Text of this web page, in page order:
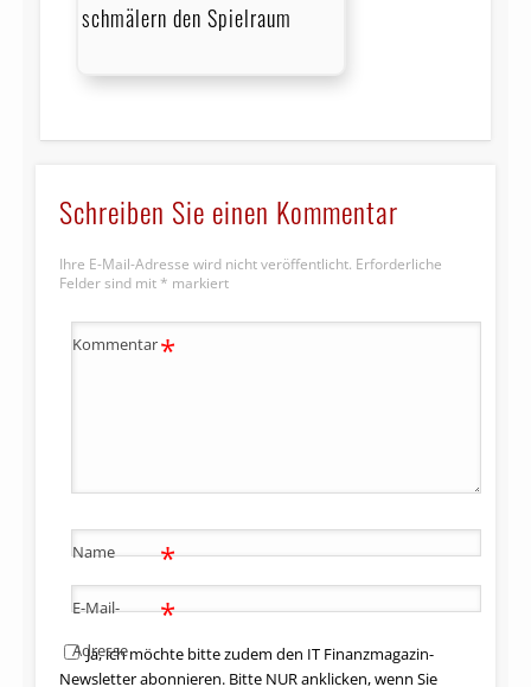
schmälern den Spielraum
Schreiben Sie einen Kommentar
Ihre E-Mail-Adresse wird nicht veröffentlicht. Erforderliche
Felder sind mit * markiert
Kommentar*
Name *
E-Mail-
Adresse
*
Ja, ich möchte bitte zudem den IT Finanzmagazin-
Newsletter abonnieren. Bitte NUR anklicken, wenn Sie